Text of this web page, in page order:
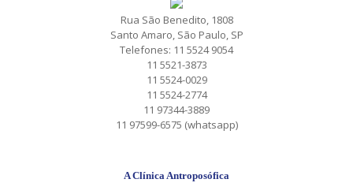
Rua São Benedito, 1808
Santo Amaro, São Paulo, SP
Telefones: 11 5524 9054
11 5521-3873
11 5524-0029
11 5524-2774
11 97344-3889
11 97599-6575 (whatsapp)
A Clínica Antroposófica